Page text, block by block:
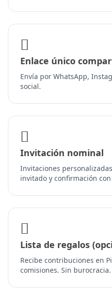
Enlace único
Envía por WhatsApp,
social.
Invitación nominal
Invitaciones
invitado y confirmación
Lista de regalos
Recibe contribuciones en
comisiones. Sin burocracia.